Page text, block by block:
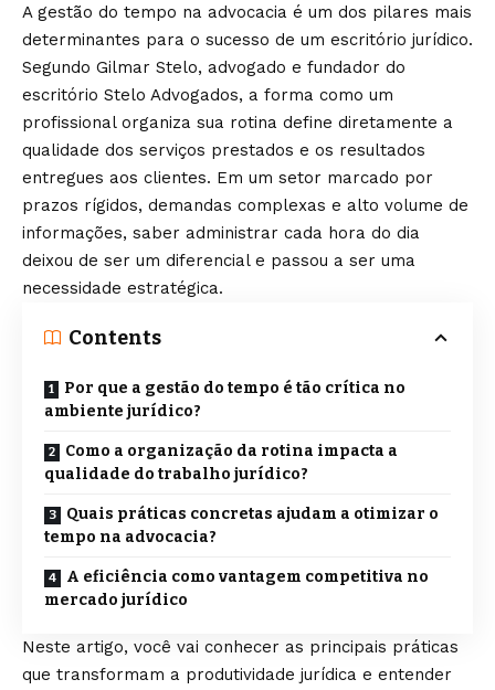
A gestão do tempo na advocacia é um dos pilares mais
determinantes para o sucesso de um escritório jurídico.
Segundo Gilmar Stelo, advogado e fundador do
escritório Stelo Advogados, a forma como um
profissional organiza sua rotina define diretamente a
qualidade dos serviços prestados e os resultados
entregues aos clientes. Em um setor marcado por
prazos rígidos, demandas complexas e alto volume de
informações, saber administrar cada hora do dia
deixou de ser um diferencial e passou a ser uma
necessidade estratégica.
Contents
Por que a gestão do tempo é tão crítica no
ambiente jurídico?
Como a organização da rotina impacta a
qualidade do trabalho jurídico?
Quais práticas concretas ajudam a otimizar o
tempo na advocacia?
A eficiência como vantagem competitiva no
mercado jurídico
Neste artigo, você vai conhecer as principais práticas
que transformam a produtividade jurídica e entender